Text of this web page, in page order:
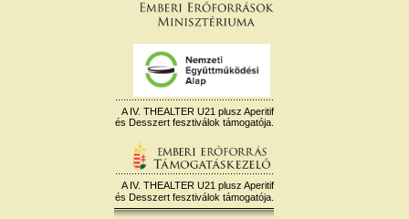
A IV. THEALTER U21 plusz Aperitif
és Desszert fesztiválok támogatója.
A IV. THEALTER U21 plusz Aperitif
és Desszert fesztiválok támogatója.